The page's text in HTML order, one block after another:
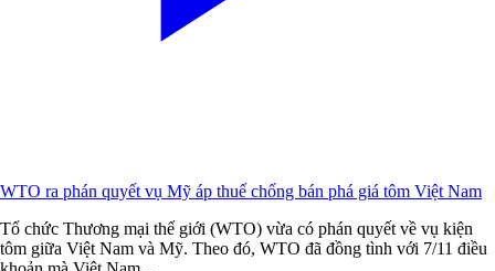
WTO ra phán quyết vụ Mỹ áp thuế chống bán phá giá tôm Việt Nam
Tổ chức Thương mại thế giới (WTO) vừa có phán quyết về vụ kiện
tôm giữa Việt Nam và Mỹ. Theo đó, WTO đã đồng tình với 7/11 điều